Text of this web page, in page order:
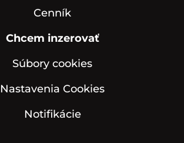
Cenník
Chcem inzerovať
Súbory cookies
Nastavenia Cookies
Notifikácie